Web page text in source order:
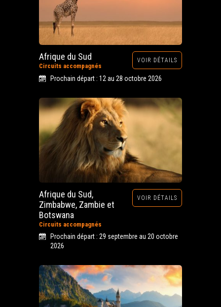
Afrique du Sud
Circuits accompagnés
VOIR DÉTAILS
Prochain départ : 12 au 28 octobre 2026
Afrique du Sud,
Zimbabwe, Zambie et
Botswana
Circuits accompagnés
VOIR DÉTAILS
Prochain départ : 29 septembre au 20 octobre
2026